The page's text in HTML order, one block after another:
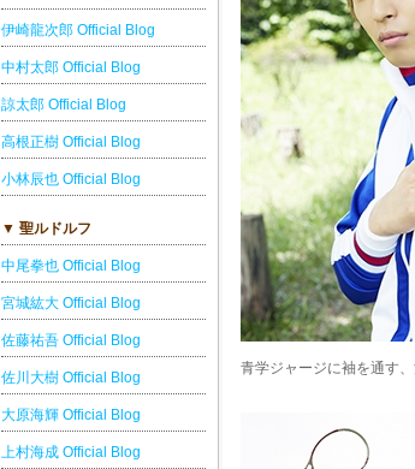
伊崎龍次郎 Official Blog
中村太郎 Official Blog
諒太郎 Official Blog
高根正樹 Official Blog
小林辰也 Official Blog
▼ 聖ルドルフ
中尾拳也 Official Blog
宮城紘大 Official Blog
佐藤祐吾 Official Blog
佐川大樹 Official Blog
大原海輝 Official Blog
上村海成 Official Blog
青学ジャージに袖を通す、